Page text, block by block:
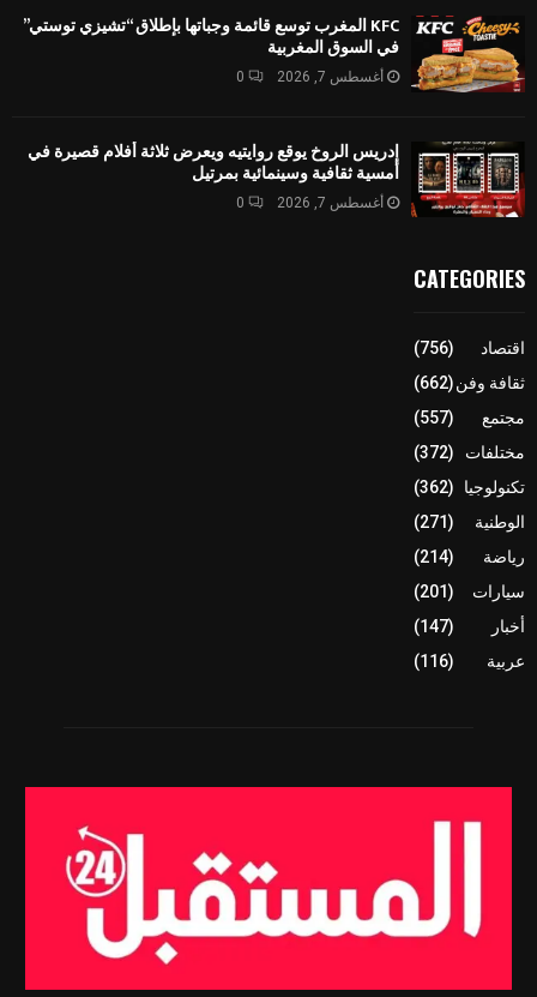
KFC المغرب توسع قائمة وجباتها بإطلاق “تشيزي توستي”
في السوق المغربية
أغسطس 7, 2026 0
إدريس الروخ يوقع روايتيه ويعرض ثلاثة أفلام قصيرة في
أمسية ثقافية وسينمائية بمرتيل
أغسطس 7, 2026 0
CATEGORIES
اقتصاد
(756)
ثقافة وفن(662)
مجتمع
(557)
مختلفات
(372)
تكنولوجيا
(362)
الوطنية
(271)
رياضة
(214)
سيارات
(201)
أخبار
(147)
عربية
(116)